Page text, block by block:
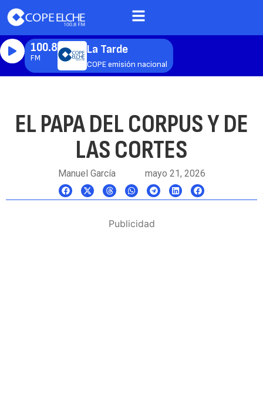
100.8
FM
La Tarde
COPE emisión nacional
EL PAPA DEL CORPUS Y DE
LAS CORTES
Manuel García mayo 21, 2026
Publicidad